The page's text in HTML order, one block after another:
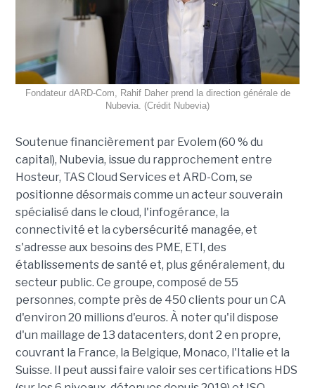
Fondateur dARD-Com, Rahif Daher prend la direction générale de
Nubevia. (Crédit Nubevia)
Soutenue financièrement par Evolem (60 % du
capital), Nubevia, issue du rapprochement entre
Hosteur, TAS Cloud Services et ARD-Com, se
positionne désormais comme un acteur souverain
spécialisé dans le cloud, l'infogérance, la
connectivité et la cybersécurité managée, et
s'adresse aux besoins des PME, ETI, des
établissements de santé et, plus généralement, du
secteur public. Ce groupe, composé de 55
personnes, compte près de 450 clients pour un CA
d'environ 20 millions d'euros. À noter qu'il dispose
d'un maillage de 13 datacenters, dont 2 en propre,
couvrant la France, la Belgique, Monaco, l'Italie et la
Suisse. Il peut aussi faire valoir ses certifications HDS